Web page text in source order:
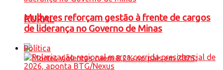
RURAL
Mulheres reforçam gestão à frente de cargos
de liderança no Governo de Minas
Política